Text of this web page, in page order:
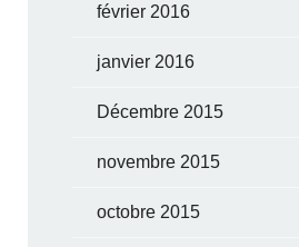
février 2016
janvier 2016
Décembre 2015
novembre 2015
octobre 2015